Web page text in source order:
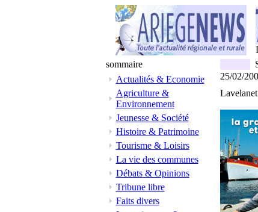
sommaire
Actualités & Economie
Agriculture &
Environnement
Jeunesse & Société
Histoire & Patrimoine
Tourisme & Loisirs
La vie des communes
Débats & Opinions
Tribune libre
Faits divers
25/02/